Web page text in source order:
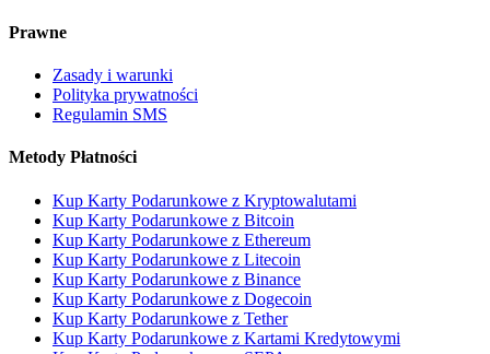
Prawne
Zasady i warunki
Polityka prywatności
Regulamin SMS
Metody Płatności
Kup Karty Podarunkowe z Kryptowalutami
Kup Karty Podarunkowe z Bitcoin
Kup Karty Podarunkowe z Ethereum
Kup Karty Podarunkowe z Litecoin
Kup Karty Podarunkowe z Binance
Kup Karty Podarunkowe z Dogecoin
Kup Karty Podarunkowe z Tether
Kup Karty Podarunkowe z Kartami Kredytowymi